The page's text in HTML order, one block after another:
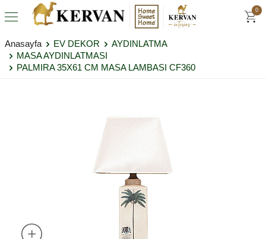
0
Anasayfa EV DEKOR
AYDINLATMA
MASA AYDINLATMASI
PALMIRA 35X61 CM MASA LAMBASI CF360